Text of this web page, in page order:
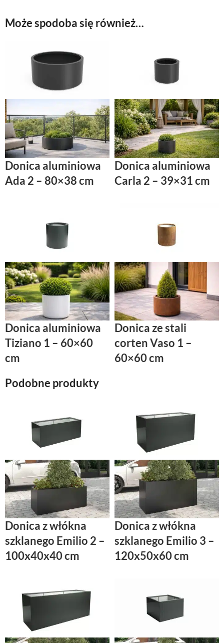
Może spodoba się również…
Donica aluminiowa
Ada 2 – 80×38 cm
Donica aluminiowa
Carla 2 – 39×31 cm
Donica aluminiowa
Tiziano 1 – 60×60
cm
Donica ze stali
corten Vaso 1 –
60×60 cm
Podobne produkty
Donica z włókna
szklanego Emilio 2 –
100x40x40 cm
Donica z włókna
szklanego Emilio 3 –
120x50x60 cm